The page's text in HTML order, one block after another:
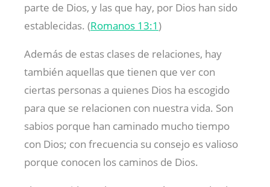
parte de Dios, y las que hay, por Dios han sido
establecidas. (Romanos 13:1)
Además de estas clases de relaciones, hay
también aquellas que tienen que ver con
ciertas personas a quienes Dios ha escogido
para que se relacionen con nuestra vida. Son
sabios porque han caminado mucho tiempo
con Dios; con frecuencia su consejo es valioso
porque conocen los caminos de Dios.